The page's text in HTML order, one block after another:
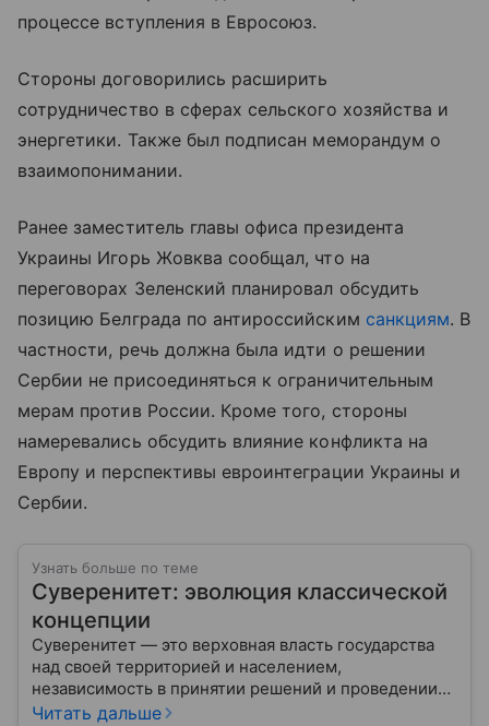
процессе вступления в Евросоюз.
Стороны договорились расширить
сотрудничество в сферах сельского хозяйства и
энергетики. Также был подписан меморандум о
взаимопонимании.
Ранее заместитель главы офиса президента
Украины Игорь Жовква сообщал, что на
переговорах Зеленский планировал обсудить
позицию Белграда по антироссийским санкциям. В
частности, речь должна была идти о решении
Сербии не присоединяться к ограничительным
мерам против России. Кроме того, стороны
намеревались обсудить влияние конфликта на
Европу и перспективы евроинтеграции Украины и
Сербии.
Узнать больше по теме
Суверенитет: эволюция классической
концепции
Суверенитет — это верховная власть государства
над своей территорией и населением,
независимость в принятии решений и проведении
внешней политики.
Читать дальше